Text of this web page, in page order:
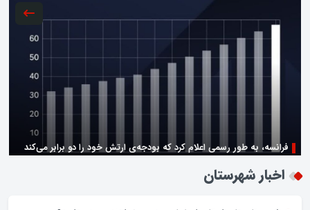
فرانسه، به طور رسمی اعلام کرد که بودجه‌ی ارتش خود را دو برابر می‌کند
زن اگر خوب باشه یه زندگی حالش خوبه/روز زن مبارک